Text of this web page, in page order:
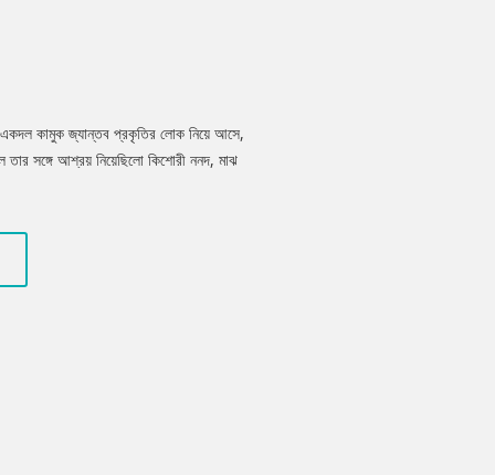
একদল কামুক জ্যান্তব প্রকৃতির লোক নিয়ে আসে,
তার সঙ্গে আশ্রয় নিয়েছিলো কিশোরী ননদ, মাঝ
দানব অট্ট হাসিতে নরক তৈরি করেছিল।